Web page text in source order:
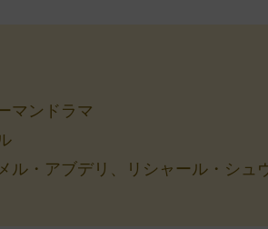
マンドラマ
ル・アブデリ、リシャール・シュ